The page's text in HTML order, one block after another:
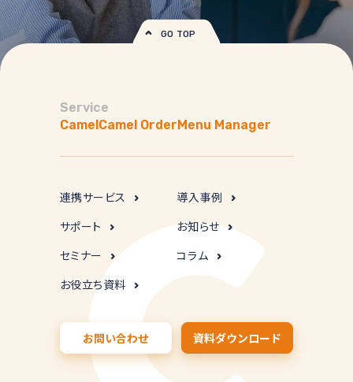
Service
CamelCamel OrderMenu Manager
連携サービス
サポート
セミナー
導入事例
お知らせ
コラム
お役立ち資料
お問い合わせ 資料ダウンロード
GO TOP